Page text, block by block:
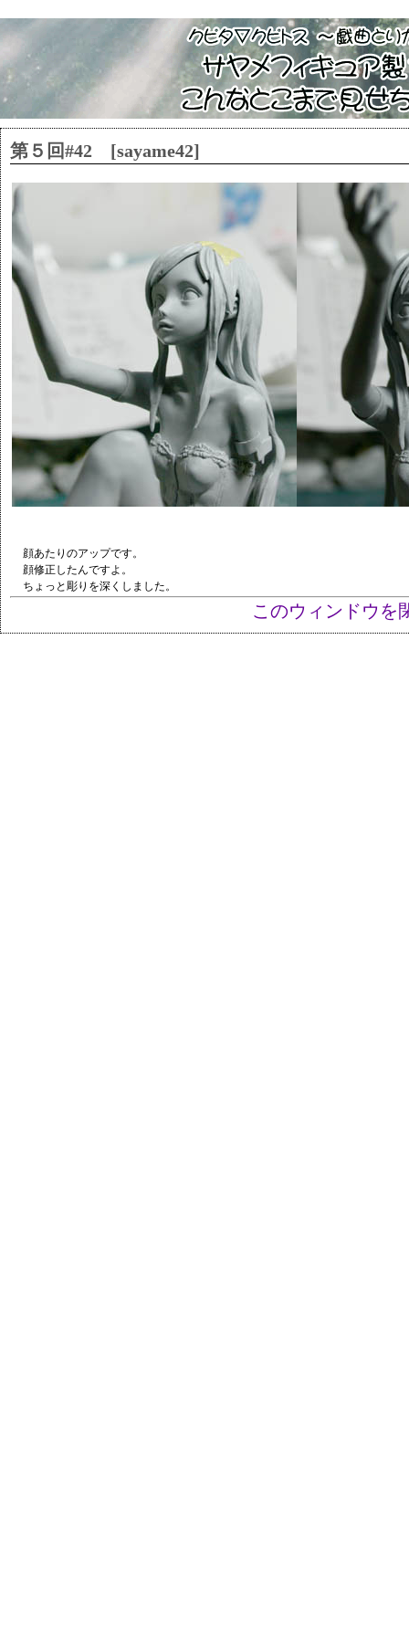
第５回#42 [sayame42]
顔あたりのアップです。
顔修正したんですよ。
ちょっと彫りを深くしました。
このウィンドウを